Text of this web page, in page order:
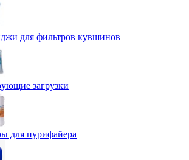
для фильтров кувшинов
загрузки
для пурифайера